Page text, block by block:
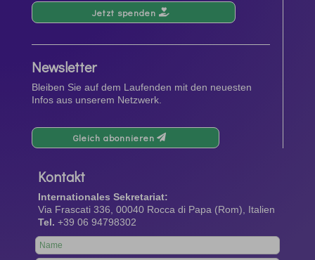
Jetzt spenden
Newsletter
Bleiben Sie auf dem Laufenden mit den neuesten
Infos aus unserem Netzwerk.
Gleich abonnieren
Kontakt
Internationales Sekretariat:
Via Frascati 336, 00040 Rocca di Papa (Rom), Italien
Tel. +39 06 94798302
Leave
this